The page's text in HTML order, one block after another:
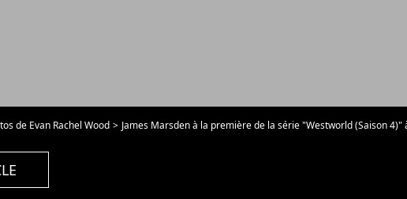
de Evan Rachel Wood James Marsden à la première de la série "Westworld (Saison 4)" à New York, le 21 juin 2022. Celebrities at